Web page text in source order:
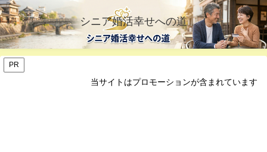
シニア婚活幸せへの道
PR
当サイトはプロモーションが含まれています